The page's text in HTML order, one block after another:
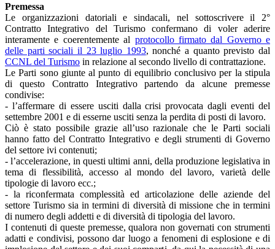
Premessa
Le organizzazioni datoriali e sindacali, nel sottoscrivere il 2°
Contratto Integrativo del Turismo confermano di voler aderire
interamente e coerentemente al protocollo firmato dal Governo e
delle parti sociali il 23 luglio 1993, nonché a quanto previsto dal
CCNL del Turismo in relazione al secondo livello di contrattazione.
Le Parti sono giunte al punto di equilibrio conclusivo per la stipula
di questo Contratto Integrativo partendo da alcune premesse
condivise:
- l’affermare di essere usciti dalla crisi provocata dagli eventi del
settembre 2001 e di esserne usciti senza la perdita di posti di lavoro.
Ciò è stato possibile grazie all’uso razionale che le Parti sociali
hanno fatto del Contratto Integrativo e degli strumenti di Governo
del settore ivi contenuti;
- l’accelerazione, in questi ultimi anni, della produzione legislativa in
tema di flessibilità, accesso al mondo del lavoro, varietà delle
tipologie di lavoro ecc.;
- la riconfermata complessità ed articolazione delle aziende del
settore Turismo sia in termini di diversità di missione che in termini
di numero degli addetti e di diversità di tipologia del lavoro.
I contenuti di queste premesse, qualora non governati con strumenti
adatti e condivisi, possono dar luogo a fenomeni di esplosione e di